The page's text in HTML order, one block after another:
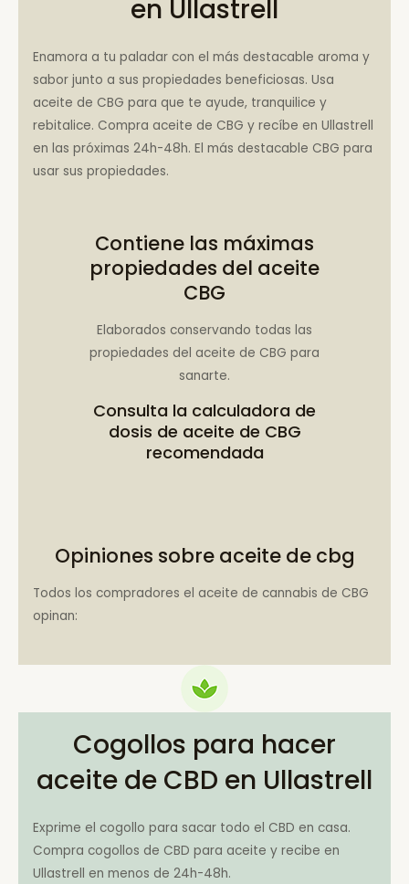
en Ullastrell
Enamora a tu paladar con el más destacable aroma y
sabor junto a sus propiedades beneficiosas. Usa
aceite de CBG para que te ayude, tranquilice y
rebitalice. Compra aceite de CBG y recíbe en Ullastrell
en las próximas 24h-48h. El más destacable CBG para
usar sus propiedades.
Contiene las máximas
propiedades del aceite
CBG
Elaborados conservando todas las
propiedades del aceite de CBG para
sanarte.
Consulta la calculadora de
dosis de aceite de CBG
recomendada
Opiniones sobre aceite de cbg
Todos los compradores el aceite de cannabis de CBG
opinan:
Cogollos para hacer
aceite de CBD en Ullastrell
Exprime el cogollo para sacar todo el CBD en casa.
Compra cogollos de CBD para aceite y recibe en
Ullastrell en menos de 24h-48h.